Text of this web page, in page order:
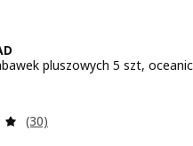
pluszowych 5 szt,
Recenzja: 4.9 z 5
(30)